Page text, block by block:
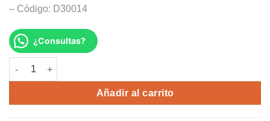
– Código: D30014
¿Consultas?
ZAPATERA ALTA cantidad
Añadir al carrito